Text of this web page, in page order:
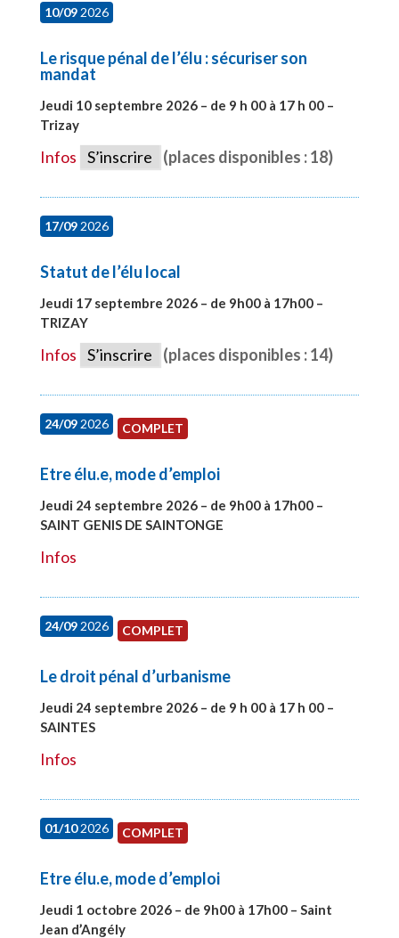
10/092026
Le risque pénal de l’élu : sécuriser son
mandat
Jeudi 10 septembre 2026 – de 9 h 00 à 17 h 00 –
Trizay
Infos S’inscrire (places disponibles : 18)
17/092026
Statut de l’élu local
Jeudi 17 septembre 2026 – de 9h00 à 17h00 –
TRIZAY
Infos S’inscrire (places disponibles : 14)
24/092026 COMPLET
Etre élu.e, mode d’emploi
Jeudi 24 septembre 2026 – de 9h00 à 17h00 –
SAINT GENIS DE SAINTONGE
Infos
24/092026 COMPLET
Le droit pénal d’urbanisme
Jeudi 24 septembre 2026 – de 9 h 00 à 17 h 00 –
SAINTES
Infos
01/102026 COMPLET
Etre élu.e, mode d’emploi
Jeudi 1 octobre 2026 – de 9h00 à 17h00 – Saint
Jean d’Angély